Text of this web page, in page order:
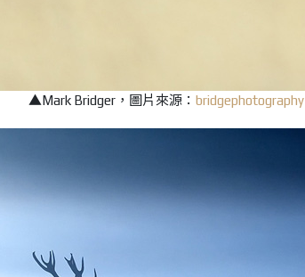
▲Mark Bridger，圖片來源： bridgephotography